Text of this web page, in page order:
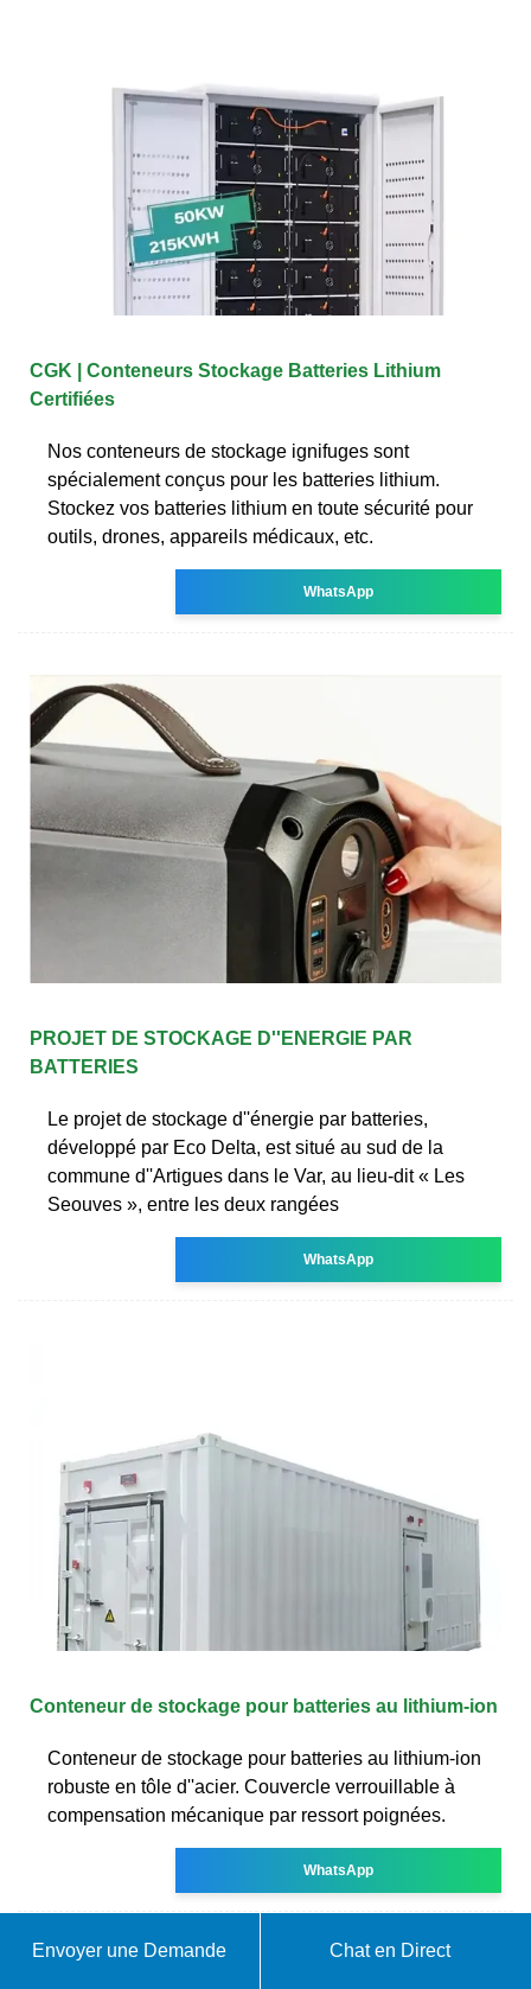
CGK | Conteneurs Stockage Batteries Lithium
Certifiées
Nos conteneurs de stockage ignifuges sont
spécialement conçus pour les batteries lithium.
Stockez vos batteries lithium en toute sécurité pour
outils, drones, appareils médicaux, etc.
WhatsApp
PROJET DE STOCKAGE D''ENERGIE PAR
BATTERIES
Le projet de stockage d''énergie par batteries,
développé par Eco Delta, est situé au sud de la
commune d''Artigues dans le Var, au lieu-dit « Les
Seouves », entre les deux rangées
WhatsApp
Conteneur de stockage pour batteries au lithium-ion
Conteneur de stockage pour batteries au lithium-ion
robuste en tôle d''acier. Couvercle verrouillable à
compensation mécanique par ressort poignées.
WhatsApp
Envoyer une Demande Chat en Direct